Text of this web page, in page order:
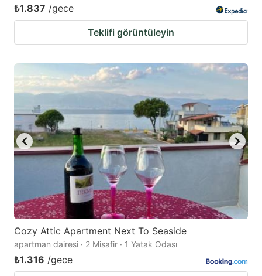
₺1.837 /gece
Teklifi görüntüleyin
Cozy Attic Apartment Next To Seaside
apartman dairesi · 2 Misafir · 1 Yatak Odası
₺1.316 /gece